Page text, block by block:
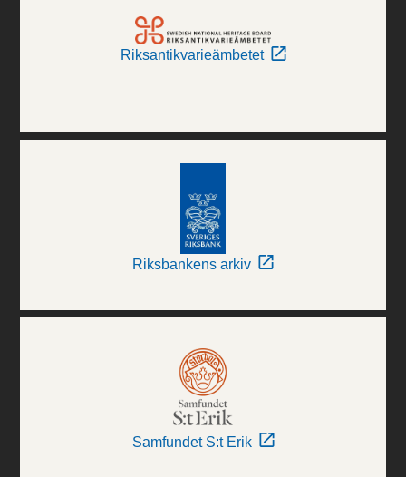
Riksantikvarieämbetet
Riksbankens arkiv
Samfundet S:t Erik